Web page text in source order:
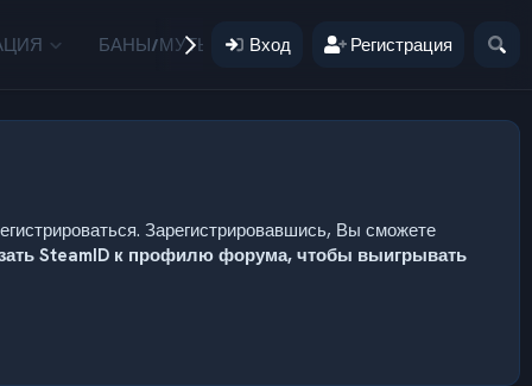
БАНЫ/МУТЫ ПОЖЕРТВОВАНИЯ
Вход Регистрация
Зарегистрировавшись, Вы сможете
SteamID к профилю форума, чтобы выигрывать